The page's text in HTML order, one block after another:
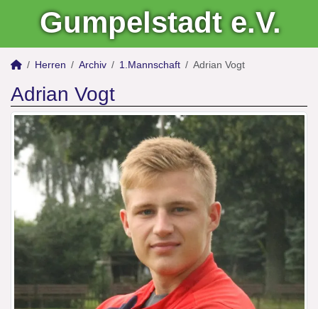
Gumpelstadt e.V.
Herren Archiv 1.Mannschaft Adrian Vogt
Adrian Vogt